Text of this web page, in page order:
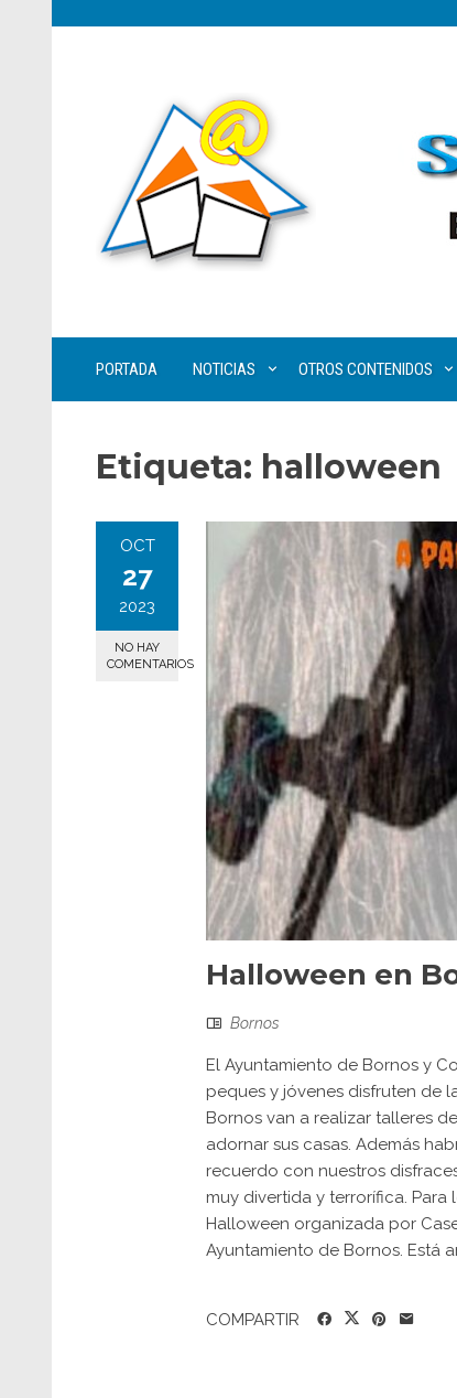
PORTADA NOTICIAS OTROS CONTENIDOS
Etiqueta: halloween
OCT
27
2023
NO HAY
COMENTARIOS
Halloween en
Bornos
El Ayuntamiento de Bornos y
peques y jóvenes disfruten de
Bornos van a realizar talleres
adornar sus casas. Además
recuerdo con nuestros
muy divertida y terrorífica.
Halloween organizada por
Ayuntamiento de Bornos.
COMPARTIR